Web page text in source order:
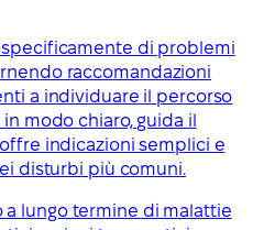
specificamente di problemi
raccomandazioni
a individuare il percorso
modo chiaro, guida il
indicazioni semplici e
disturbi più comuni.
a lungo termine di malattie